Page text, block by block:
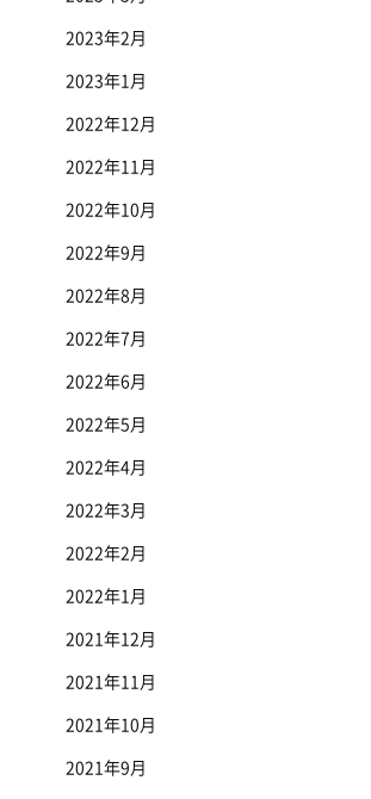
2023年2月
2023年1月
2022年12月
2022年11月
2022年10月
2022年9月
2022年8月
2022年7月
2022年6月
2022年5月
2022年4月
2022年3月
2022年2月
2022年1月
2021年12月
2021年11月
2021年10月
2021年9月